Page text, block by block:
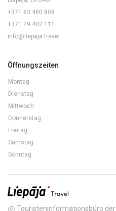
+371 63 480 808
+371 29 402 111
info@liepaja.travel
Öffnungszeiten
Montag
Dienstag
Mittwoch
Donnerstag
Freitag
Samstag
Sonntag
copyright Touristeninformationsbüro der